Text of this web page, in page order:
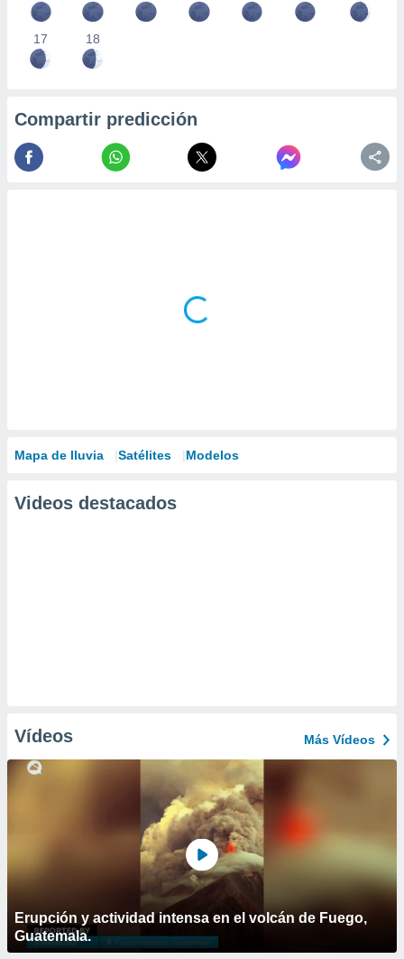
17 18
Compartir predicción
Mapa de lluvia Satélites Modelos
Videos destacados
Vídeos Más Vídeos
Erupción y actividad intensa en el volcán de Fuego,
Guatemala.